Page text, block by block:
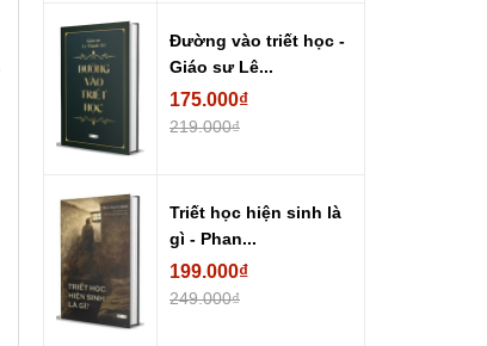
Đường vào triết học -
Giáo sư Lê...
175.000₫
219.000₫
Triết học hiện sinh là
gì - Phan...
199.000₫
249.000₫